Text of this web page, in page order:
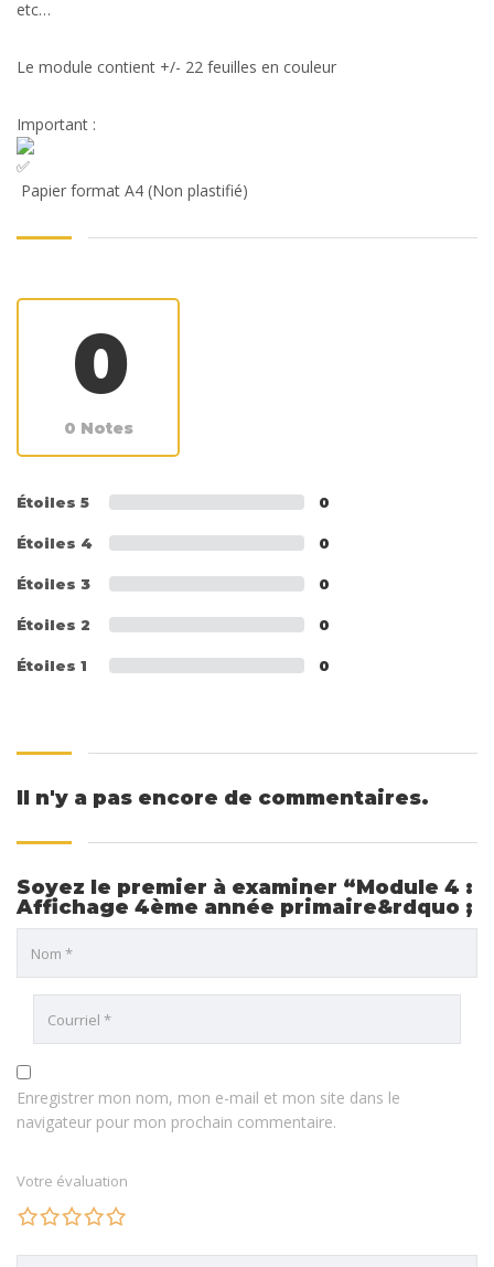
etc…
Le module contient +/- 22 feuilles en couleur
Important :
Papier format A4 (Non plastifié)
0
0 Notes
Étoiles 5 0
Étoiles 4 0
Étoiles 3 0
Étoiles 2 0
Étoiles 1 0
Il n'y a pas encore de commentaires.
Soyez le premier à examiner “Module 4 :
Affichage 4ème année primaire&rdquo ;
Enregistrer mon nom, mon e-mail et mon site dans le
navigateur pour mon prochain commentaire.
Votre évaluation